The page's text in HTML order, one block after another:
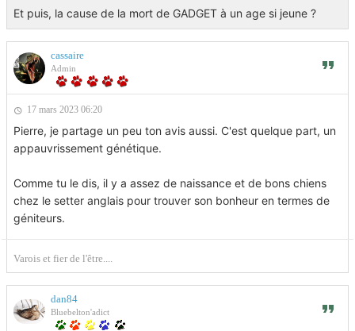
Et puis, la cause de la mort de GADGET à un age si jeune ?
cassaire
Admin
17 mars 2023 06:20
Pierre, je partage un peu ton avis aussi. C'est quelque part, un
appauvrissement génétique.
Comme tu le dis, il y a assez de naissance et de bons chiens
chez le setter anglais pour trouver son bonheur en termes de
géniteurs.
Varois et fier de l'être....
dan84
Bluebelton'adict